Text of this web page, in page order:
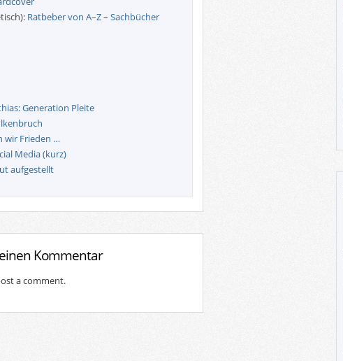
Ratbeber von A–Z– Sachbücher
Generation Pleite
wir Frieden …
Media (kurz)
aufgestellt
Kommentar
a comment.